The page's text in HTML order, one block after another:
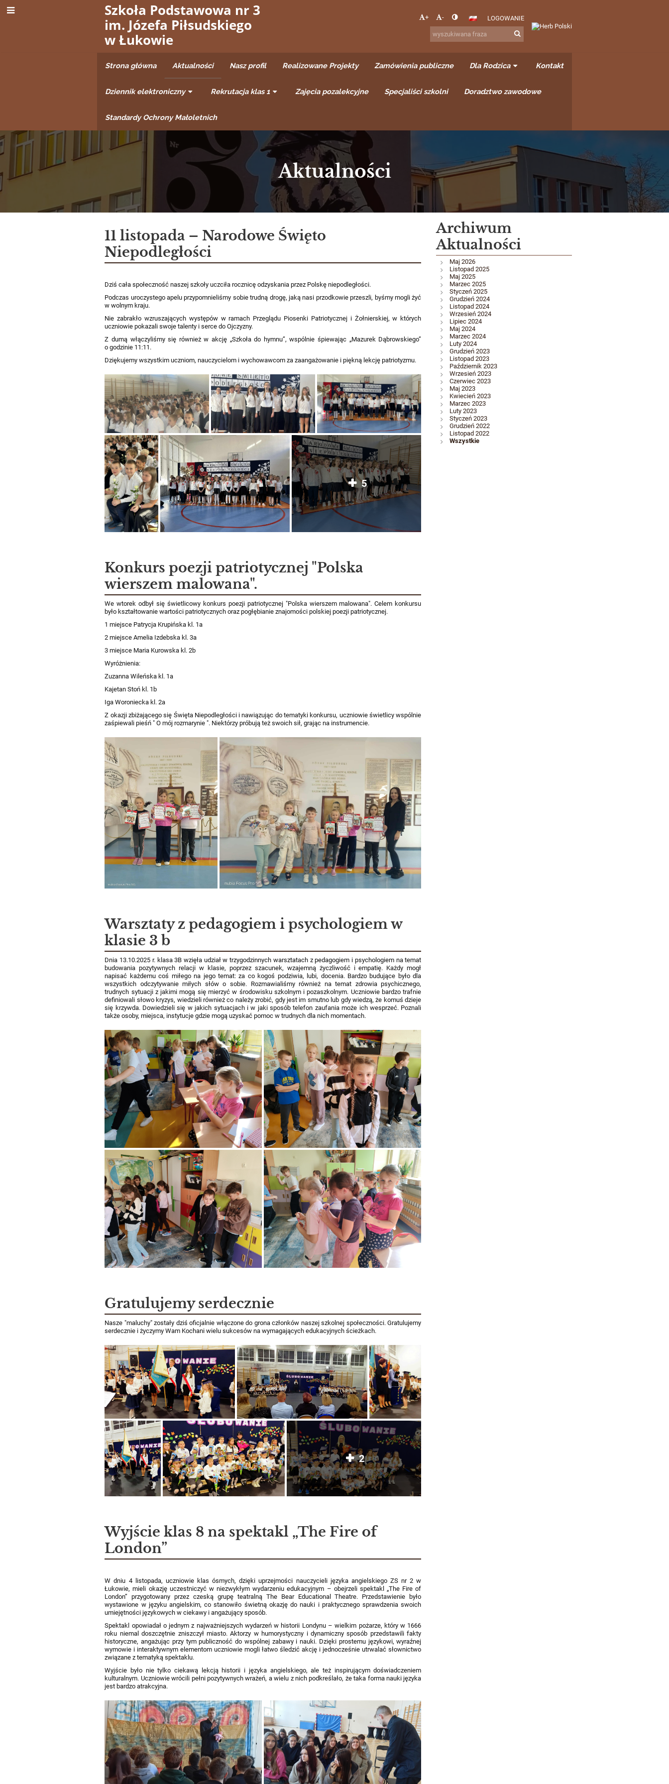
Szkoła Podstawowa nr 3
im. Józefa Piłsudskiego
w Łukowie
+ - LOGOWANIE
Strona główna Aktualności Nasz profil Realizowane Projekty Zamówienia publiczne Dla Rodzica Kontakt
Dziennik elektroniczny Rekrutacja klas 1 Zajęcia pozalekcyjne Specjaliści szkolni Doradztwo zawodowe
Standardy Ochrony Małoletnich
Aktualności
Aktualności
11 listopada – Narodowe Święto
Niepodległości
Dziś cała społeczność naszej szkoły uczciła rocznicę odzyskania przez Polskę niepodległości.
Podczas uroczystego apelu przypomnieliśmy sobie trudną drogę, jaką nasi przodkowie przeszli, byśmy mogli żyć
w wolnym kraju.
Nie zabrakło wzruszających występów w ramach Przeglądu Piosenki Patriotycznej i Żołnierskiej, w których
uczniowie pokazali swoje talenty i serce do Ojczyzny.
Z dumą włączyliśmy się również w akcję „Szkoła do hymnu”, wspólnie śpiewając „Mazurek Dąbrowskiego”
o godzinie 11:11.
Dziękujemy wszystkim uczniom, nauczycielom i wychowawcom za zaangażowanie i piękną lekcję patriotyzmu.
5
Konkurs poezji patriotycznej "Polska
wierszem malowana".
We wtorek odbył się świetlicowy konkurs poezji patriotycznej "Polska wierszem malowana". Celem konkursu
było kształtowanie wartości patriotycznych oraz pogłębianie znajomości polskiej poezji patriotycznej.
1 miejsce Patrycja Krupińska kl. 1a
2 miejsce Amelia Izdebska kl. 3a
3 miejsce Maria Kurowska kl. 2b
Wyróżnienia:
Zuzanna Wileńska kl. 1a
Kajetan Stoń kl. 1b
Iga Woroniecka kl. 2a
Z okazji zbiżającego się Święta Niepodległości i nawiązując do tematyki konkursu, uczniowie świetlicy wspólnie
zaśpiewali pieśń " O mój rozmarynie ". Niektórzy próbują też swoich sił, grając na instrumencie.
Warsztaty z pedagogiem i psychologiem w
klasie 3 b
Dnia 13.10.2025 r. klasa 3B wzięła udział w trzygodzinnych warsztatach z pedagogiem i psychologiem na temat
budowania pozytywnych relacji w klasie, poprzez szacunek, wzajemną życzliwość i empatię. Każdy mogł
napisać każdemu coś miłego na jego temat: za co kogoś podziwia, lubi, docenia. Bardzo budujące było dla
wszystkich odczytywanie miłych słów o sobie. Rozmawialiśmy również na temat zdrowia psychicznego,
trudnych sytuacji z jakimi mogą się mierzyć w środowisku szkolnym i pozaszkolnym. Uczniowie bardzo trafnie
definiowali słowo kryzys, wiedzieli również co należy zrobić, gdy jest im smutno lub gdy wiedzą, że komuś dzieje
się krzywda. Dowiedzieli się w jakich sytuacjach i w jaki sposób telefon zaufania może ich wesprzeć. Poznali
także osoby, miejsca, instytucje gdzie mogą uzyskać pomoc w trudnych dla nich momentach.
Gratulujemy serdecznie
Nasze "maluchy" zostały dziś oficjalnie włączone do grona członków naszej szkolnej społeczności. Gratulujemy
serdecznie i życzymy Wam Kochani wielu sukcesów na wymagających edukacyjnych ścieżkach.
2
Wyjście klas 8 na spektakl „The Fire of
London”
W dniu 4 listopada, uczniowie klas ósmych, dzięki uprzejmości nauczycieli języka angielskiego ZS nr 2 w
Łukowie, mieli okazję uczestniczyć w niezwykłym wydarzeniu edukacyjnym – obejrzeli spektakl „The Fire of
London” przygotowany przez czeską grupę teatralną The Bear Educational Theatre. Przedstawienie było
wystawione w języku angielskim, co stanowiło świetną okazję do nauki i praktycznego sprawdzenia swoich
umiejętności językowych w ciekawy i angażujący sposób.
Spektakl opowiadał o jednym z najważniejszych wydarzeń w historii Londynu – wielkim pożarze, który w 1666
roku niemal doszczętnie zniszczył miasto. Aktorzy w humorystyczny i dynamiczny sposób przedstawili fakty
historyczne, angażując przy tym publiczność do wspólnej zabawy i nauki. Dzięki prostemu językowi, wyraźnej
wymowie i interaktywnym elementom uczniowie mogli łatwo śledzić akcję i jednocześnie utrwalać słownictwo
związane z tematyką spektaklu.
Wyjście było nie tylko ciekawą lekcją historii i języka angielskiego, ale też inspirującym doświadczeniem
kulturalnym. Uczniowie wrócili pełni pozytywnych wrażeń, a wielu z nich podkreślało, że taka forma nauki języka
jest bardzo atrakcyjna.
Archiwum
Aktualności
Maj 2026
Listopad 2025
Maj 2025
Marzec 2025
Styczeń 2025
Grudzień 2024
Listopad 2024
Wrzesień 2024
Lipiec 2024
Maj 2024
Marzec 2024
Luty 2024
Grudzień 2023
Listopad 2023
Październik 2023
Wrzesień 2023
Czerwiec 2023
Maj 2023
Kwiecień 2023
Marzec 2023
Luty 2023
Styczeń 2023
Grudzień 2022
Listopad 2022
Wszystkie